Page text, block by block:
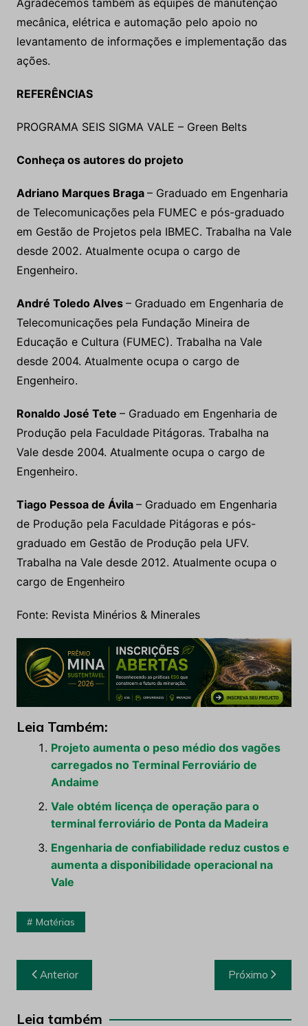
Agradecemos também às equipes de manutenção
mecânica, elétrica e automação pelo apoio no
levantamento de informações e implementação das
ações.
REFERÊNCIAS
PROGRAMA SEIS SIGMA VALE – Green Belts
Conheça os autores do projeto
Adriano Marques Braga – Graduado em Engenharia
de Telecomunicações pela FUMEC e pós-graduado
em Gestão de Projetos pela IBMEC. Trabalha na Vale
desde 2002. Atualmente ocupa o cargo de
Engenheiro.
André Toledo Alves – Graduado em Engenharia de
Telecomunicações pela Fundação Mineira de
Educação e Cultura (FUMEC). Trabalha na Vale
desde 2004. Atualmente ocupa o cargo de
Engenheiro.
Ronaldo José Tete – Graduado em Engenharia de
Produção pela Faculdade Pitágoras. Trabalha na
Vale desde 2004. Atualmente ocupa o cargo de
Engenheiro.
Tiago Pessoa de Ávila – Graduado em Engenharia
de Produção pela Faculdade Pitágoras e pós-
graduado em Gestão de Produção pela UFV.
Trabalha na Vale desde 2012. Atualmente ocupa o
cargo de Engenheiro
Fonte: Revista Minérios & Minerales
Leia Também:
Projeto aumenta o peso médio dos vagões
carregados no Terminal Ferroviário de
Andaime
Vale obtém licença de operação para o
terminal ferroviário de Ponta da Madeira
Engenharia de confiabilidade reduz custos e
aumenta a disponibilidade operacional na
Vale
Matérias
Navegação
de
Post
Anterior Próximo
Leia também